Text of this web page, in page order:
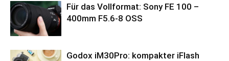
Für das Vollformat: Sony FE 100 –
400mm F5.6-8 OSS
Godox iM30Pro: kompakter iFlash